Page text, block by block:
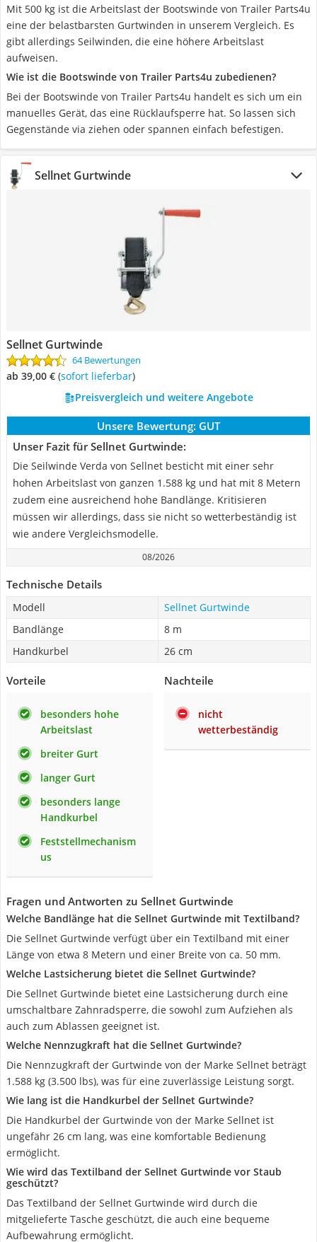
Mit 500 kg ist die Arbeitslast der Bootswinde von Trailer Parts4u
eine der belastbarsten Gurtwinden in unserem Vergleich. Es
gibt allerdings Seilwinden, die eine höhere Arbeitslast
aufweisen.
Wie ist die Bootswinde von Trailer Parts4u zubedienen?
Bei der Bootswinde von Trailer Parts4u handelt es sich um ein
manuelles Gerät, das eine Rücklaufsperre hat. So lassen sich
Gegenstände via ziehen oder spannen einfach befestigen.
Sellnet Gurtwinde
Sellnet Gurtwinde
64 Bewertungen
ab 39,00 € ( Sofort lieferbar)
Preisvergleich und weitere Angebote
Unsere Bewertung: GUT
Unser Fazit für Sellnet Gurtwinde:
Die Seilwinde Verda von Sellnet besticht mit einer sehr
hohen Arbeitslast von ganzen 1.588 kg und hat mit 8 Metern
zudem eine ausreichend hohe Bandlänge. Kritisieren
müssen wir allerdings, dass sie nicht so wetterbeständig ist
wie andere Vergleichsmodelle.
08/2026
Technische Details
Modell
Sellnet Gurtwinde
Bandlänge
8 m
Handkurbel
26 cm
Vorteile
besonders hohe
Arbeitslast
breiter Gurt
langer Gurt
besonders lange
Handkurbel
Feststellmechanism
us
Nachteile
nicht
wetterbeständig
Fragen und Antworten zu Sellnet Gurtwinde
Welche Bandlänge hat die Sellnet Gurtwinde mit Textilband?
Die Sellnet Gurtwinde verfügt über ein Textilband mit einer
Länge von etwa 8 Metern und einer Breite von ca. 50 mm.
Welche Lastsicherung bietet die Sellnet Gurtwinde?
Die Sellnet Gurtwinde bietet eine Lastsicherung durch eine
umschaltbare Zahnradsperre, die sowohl zum Aufziehen als
auch zum Ablassen geeignet ist.
Welche Nennzugkraft hat die Sellnet Gurtwinde?
Die Nennzugkraft der Gurtwinde von der Marke Sellnet beträgt
1.588 kg (3.500 lbs), was für eine zuverlässige Leistung sorgt.
Wie lang ist die Handkurbel der Sellnet Gurtwinde?
Die Handkurbel der Gurtwinde von der Marke Sellnet ist
ungefähr 26 cm lang, was eine komfortable Bedienung
ermöglicht.
Wie wird das Textilband der Sellnet Gurtwinde vor Staub
geschützt?
Das Textilband der Sellnet Gurtwinde wird durch die
mitgelieferte Tasche geschützt, die auch eine bequeme
Aufbewahrung ermöglicht.